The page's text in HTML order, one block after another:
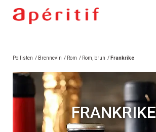
Pollisten / Brennevin / Rom / Rom, brun / Frankrike
FRANKRIKE